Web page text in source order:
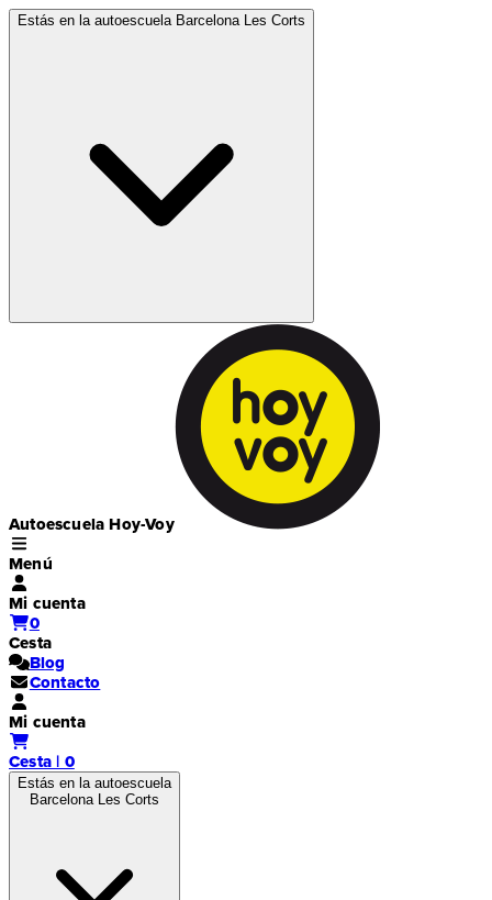
Estás en la autoescuela Barcelona Les Corts
Autoescuela Hoy-Voy
Menú
Mi cuenta
0
Cesta
Blog
Contacto
Mi cuenta
Cesta | 0
Estás en la autoescuela
Barcelona Les Corts